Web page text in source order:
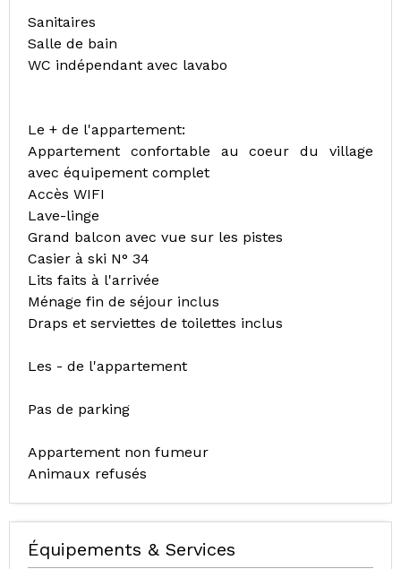
Sanitaires
Salle de bain
WC indépendant avec lavabo
Le + de l'appartement:
Appartement confortable au coeur du village
avec équipement complet
Accès WIFI
Lave-linge
Grand balcon avec vue sur les pistes
Casier à ski N° 34
Lits faits à l'arrivée
Ménage fin de séjour inclus
Draps et serviettes de toilettes inclus
Les - de l'appartement
Pas de parking
Appartement non fumeur
Animaux refusés
Équipements & Services